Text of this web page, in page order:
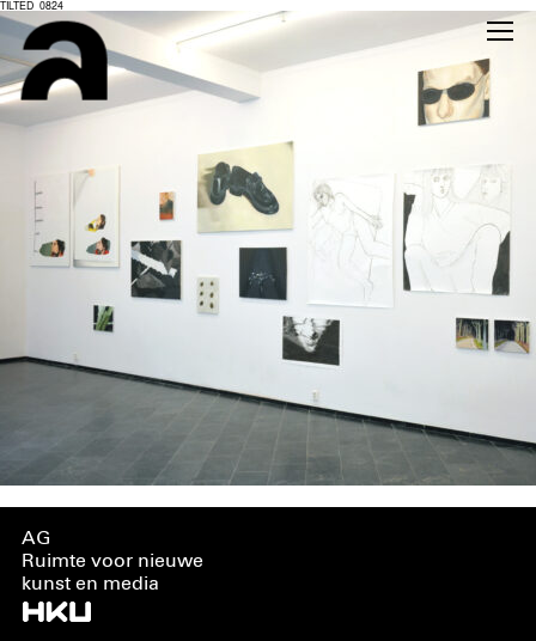
TILTED_0824
AG
Ruimte voor nieuwe
kunst en media